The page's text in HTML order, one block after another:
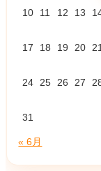
10 11 12 13
17 18 19 20
24 25 26 27
31
« 6月